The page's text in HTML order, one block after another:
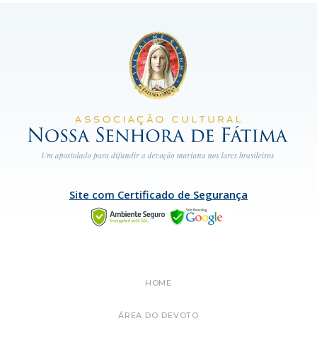
Site com Certificado de Segurança
HOME
ÁREA DO DEVOTO